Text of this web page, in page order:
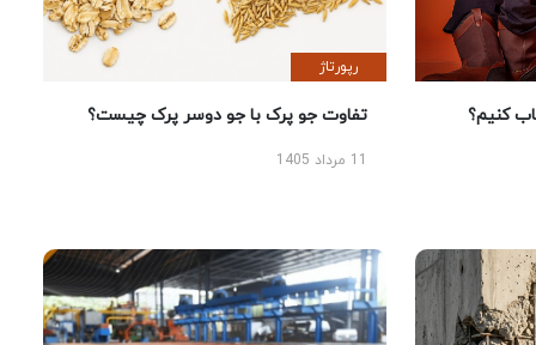
کنیم؟
رپورتاژ
تفاوت جو پرک با جو دوسر پرک چیست؟